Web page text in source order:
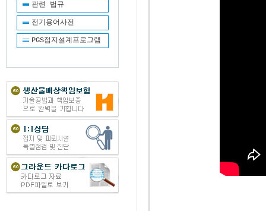
관련 법규
전기용어사전
PGS접지설계프로그램